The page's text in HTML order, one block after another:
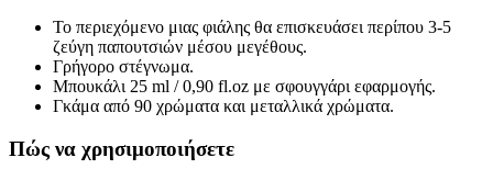
Το περιεχόμενο μιας φιάλης θα επισκευάσει περίπου 3-5
ζεύγη παπουτσιών μέσου μεγέθους.
Γρήγορο στέγνωμα.
Μπουκάλι 25 ml / 0,90 fl.oz με σφουγγάρι εφαρμογής.
Γκάμα από 90 χρώματα και μεταλλικά χρώματα.
Πώς να χρησιμοποιήσετε